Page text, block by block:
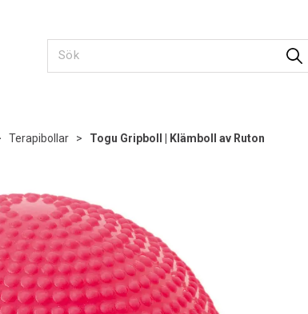
Terapibollar > Togu Gripboll | Klämboll av Ruton